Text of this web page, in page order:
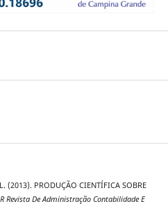
PRODUÇÃO CIENTÍFICA SOBRE
Revista De Administração Contabilidade E